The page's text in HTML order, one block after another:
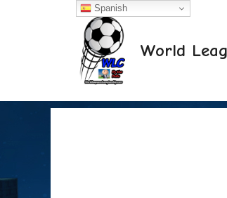
World
Spanish